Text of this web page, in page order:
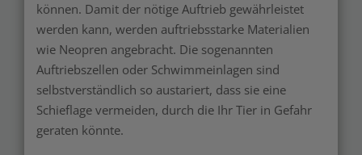
können. Damit der nötige Auftrieb gewährleistet
werden kann, werden auftriebsstarke Materialien
wie Neopren angebracht. Die sogenannten
Auftriebszellen oder Schwimmeinlagen sind
selbstverständlich so austariert, dass sie eine
Schieflage vermeiden, durch die Ihr Tier in Gefahr
geraten könnte.